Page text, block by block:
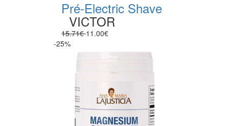
Pré-Electric Shave
VICTOR
15.71€11.00€
-25%